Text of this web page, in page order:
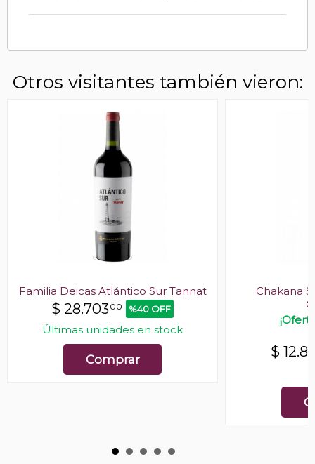
Otros visitantes también vieron:
Familia Deicas Atlántico Sur Tannat
$ 28.703 00 %40 OFF
Últimas unidades en stock
Comprar
Chakana
$